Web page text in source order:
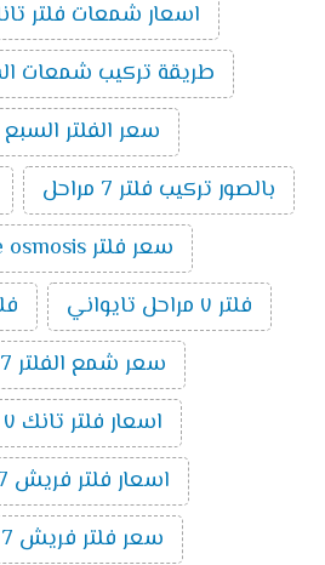
اسعار شمعات فلتر تانك 7
طريقة تركيب شمعات الفلتر 7
سعر الفلتر
بالصور تركيب فلتر 7 مراحل
سعر فلتر reverse osmosis
فلتر ٧ مراحل تايواني
سعر شمع الفلتر 7 مراحل
اسعار فلتر تانك ٧ مراحل
اسعار فلتر فريش 7 مراحل
سعر فلتر فريش 7 مراحل